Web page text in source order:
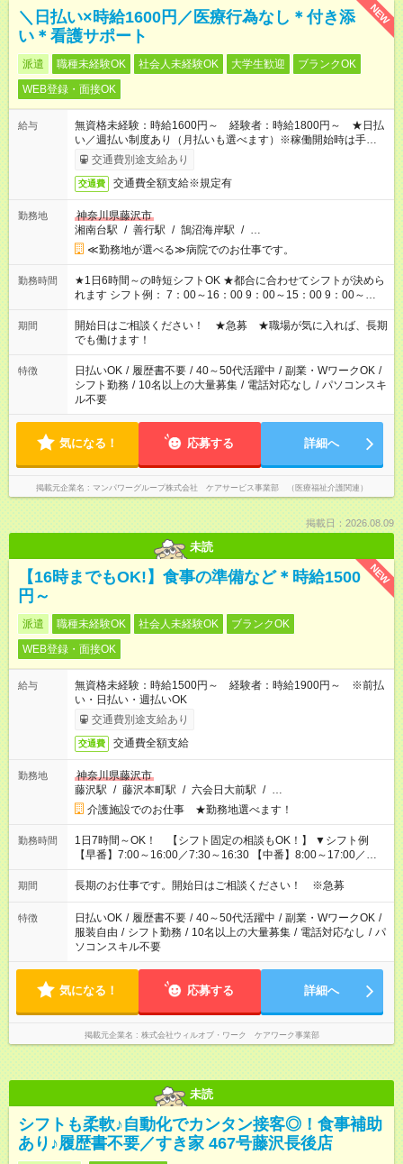
NEW
＼日払い×時給1600円／医療行為なし＊付き添
い＊看護サポート
派遣 職種未経験OK 社会人未経験OK 大学生歓迎
ブランクOK
WEB登録・面接OK
給与
無資格未経験：時給1600円～ 経験者：時給1800円～ ★日払
い／週払い制度あり（月払いも選べます）※稼働開始時は手続き
完了次第のお支払いとなります。
交通費別途支給あり
交通費 交通費全額支給※規定有
勤務地
神奈川県藤沢市
湘南台駅 / 善行駅 / 鵠沼海岸駅 / …
≪勤務地が選べる≫病院でのお仕事です。
勤務時間
★1日6時間～の時短シフトOK ★都合に合わせてシフトが決めら
れます シフト例： 7：00～16：00 9：00～15：00 9：00～
18：00 11：00～20：00 など ※Wワークの場合、他のお仕事と
合わせ週40時間超の就業はご案内できません ※法令に基づき、
週20時間以上勤務は社会保険への加入対象となります ※労働者
派遣法（日雇い派遣の原則禁止）により、短時間・短期間の就
業はご案内が難しい場合があります
期間
開始日はご相談ください！ ★急募 ★職場が気に入れば、長期
でも働けます！
特徴 日払いOK / 履歴書不要 / 40～50代活躍中 / 副業・WワークOK /
シフト勤務 / 10名以上の大量募集 / 電話対応なし / パソコンスキ
ル不要
気になる！ 応募する 詳細へ
掲載元企業名 マンパワーグループ株式会社 ケアサービス事業部 （医療福祉介護関連）
掲載日：2026.08.09
未読
NEW
【16時までもOK!】食事の準備など＊時給1500
円～
派遣 職種未経験OK 社会人未経験OK
ブランクOK
WEB登録・面接OK
給与
無資格未経験：時給1500円～ 経験者：時給1900円～ ※前払
い・日払い・週払いOK
交通費別途支給あり
交通費 交通費全額支給
勤務地
神奈川県藤沢市
藤沢駅 / 藤沢本町駅 / 六会日大前駅 / …
介護施設でのお仕事 ★勤務地選べます！
勤務時間
1日7時間～OK！ 【シフト固定の相談もOK！】 ▼シフト例
【早番】7:00～16:00／7:30～16:30 【中番】8:00～17:00／
9:00～18:00 【遅番】11:00～20:00／13:00～22:00
期間 長期のお仕事です。開始日はご相談ください！ ※急募
特徴 日払いOK / 履歴書不要 / 40～50代活躍中 / 副業・WワークOK /
服装自由 / シフト勤務 / 10名以上の大量募集 / 電話対応なし / パ
ソコンスキル不要
気になる！ 応募する 詳細へ
掲載元企業名 株式会社ウィルオブ・ワーク ケアワーク事業部
未読
シフトも柔軟♪自動化でカンタン接客◎！食事補助
あり♪履歴書不要／すき家 467号藤沢長後店